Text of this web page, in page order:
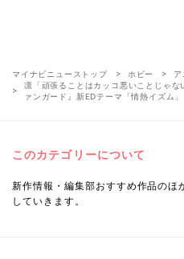
マイナビニューストップ ホビー
ア
凛「頑張ることはカッコ悪いことじゃ
ァンガード』新EDテーマ「情熱イズム」
このカテゴリーについて
新作情報・編集部おすすめ作品のほ
していきます。